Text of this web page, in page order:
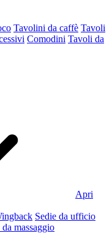
Tavolini da caffè Tavoli
Comodini Tavoli da
Apri
Sedie da ufficio
massaggio